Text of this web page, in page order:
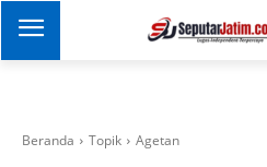
Beranda Topik Agetan